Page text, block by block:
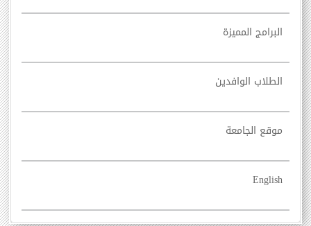
البرامج المميزة
الطلاب الوافدين
موقع الجامعة
English